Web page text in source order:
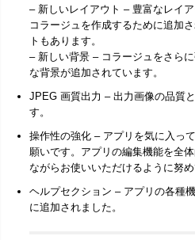
– 新しいレイアウト – 豊富なレイ
コラージュを作成するために追加
トもあります。
– 新しい背景 – コラージュをさら
な背景が追加されています。
JPEG 画質出力 – 出力画像の品質
す。
操作性の強化 – アプリを気に入っ
願いです。アプリの編集機能を全
ながらお使いいただけるように努め
ヘルプセクション – アプリの各種
に追加されました。